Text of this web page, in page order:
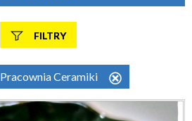
FILTRY
Pracownia Ceramiki
ten
filtr